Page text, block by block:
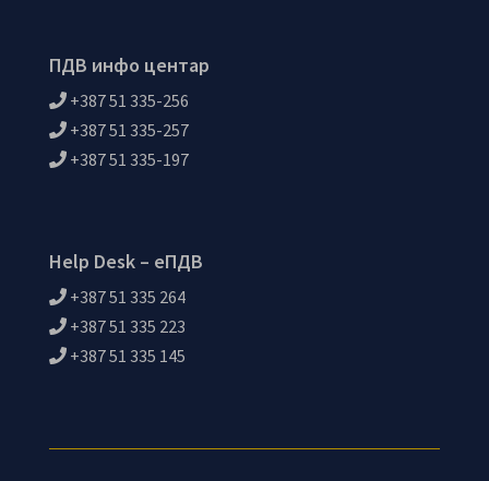
ПДВ инфо центар
+387 51 335-256
+387 51 335-257
+387 51 335-197
Help Desk – еПДВ
+387 51 335 264
+387 51 335 223
+387 51 335 145